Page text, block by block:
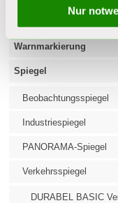
unsere
Nur
Warnmarkierung
Spiegel
Beobachtungsspiegel
Industriespiegel
PANORAMA-Spiegel
Verkehrsspiegel
DURABEL BASIC